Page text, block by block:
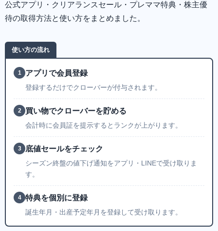
公式アプリ・クリアランスセール・プレママ特典・株主優
待の取得方法と使い方をまとめました。
使い方の流れ
1 アプリで会員登録
登録するだけでクローバーが付与されます。
2 買い物でクローバーを貯める
会計時に会員証を提示するとランクが上がります。
3 底値セールをチェック
シーズン終盤の値下げ通知をアプリ・LINEで受け取りま
す。
4 特典を個別に登録
誕生年月・出産予定年月を登録して受け取ります。